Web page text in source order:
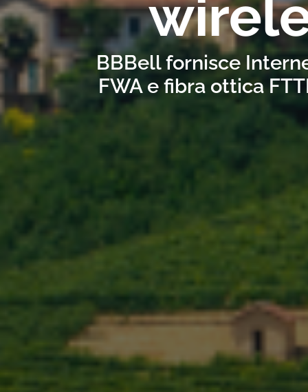
BBBell fornisce
FWA e fibra ottica